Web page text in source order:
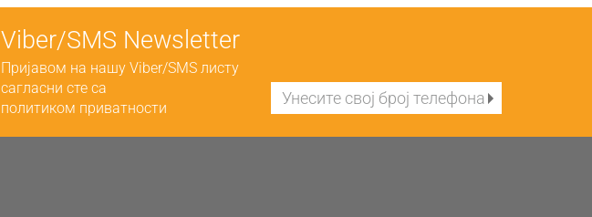
Viber/SMS Newsletter
Пријавом на нашу Viber/SMS листу
сагласни сте са
политиком приватности